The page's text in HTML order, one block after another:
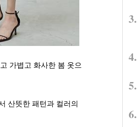
가볍고 화사한 봄 옷으
산뜻한 패턴과 컬러의
3.
4.
5.
6.